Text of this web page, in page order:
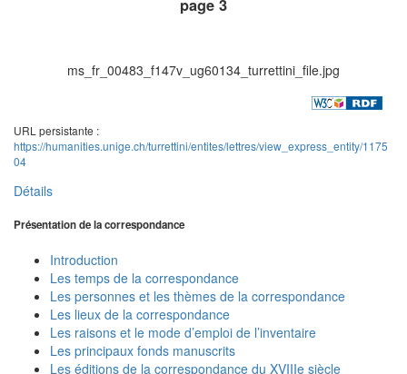
page 3
ms_fr_00483_f147v_ug60134_turrettini_file.jpg
URL persistante :
https://humanities.unige.ch/turrettini/entites/lettres/view_express_entity/1175
04
Détails
Présentation de la correspondance
Introduction
Les temps de la correspondance
Les personnes et les thèmes de la correspondance
Les lieux de la correspondance
Les raisons et le mode d’emploi de l’inventaire
Les principaux fonds manuscrits
Les éditions de la correspondance du XVIIIe siècle